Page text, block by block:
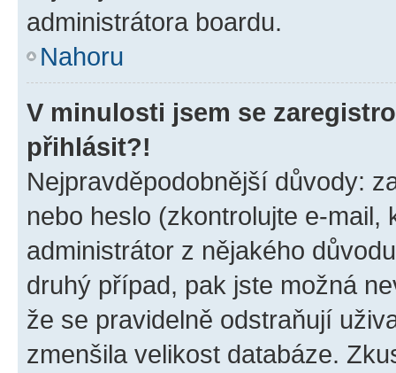
administrátora boardu.
Nahoru
V minulosti jsem se
přihlásit?!
Nejpravděpodobnější důvody:
nebo heslo (zkontrolujte e-
administrátor z nějakého
druhý případ, pak jste možná
že se pravidelně odstraňují
zmenšila velikost databáze.